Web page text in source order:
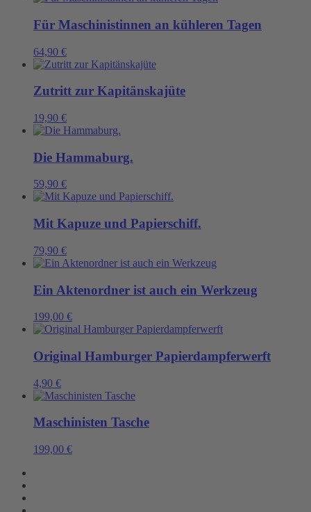
Für Maschinistinnen an kühleren Tagen
64,90 €
Zutritt zur Kapitänskajüte
19,90 €
Die Hammaburg.
59,90 €
Mit Kapuze und Papierschiff.
79,90 €
Ein Aktenordner ist auch ein Werkzeug
199,00 €
Original Hamburger Papierdampferwerft
4,90 €
Maschinisten Tasche
199,00 €